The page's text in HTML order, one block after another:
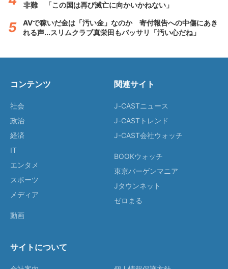
非難 「この国は再び滅亡に向かいかねない」
AVで稼いだ金は「汚い金」なのか 寄付報告への中傷にあき
れる声...スリムクラブ真栄田もバッサリ「汚い心だね」
コンテンツ
社会
政治
経済
IT
エンタメ
スポーツ
メディア
動画
関連サイト
J-CASTニュース
J-CASTトレンド
J-CAST会社ウォッチ
BOOKウォッチ
東京バーゲンマニア
Jタウンネット
ゼロまる
サイトについて